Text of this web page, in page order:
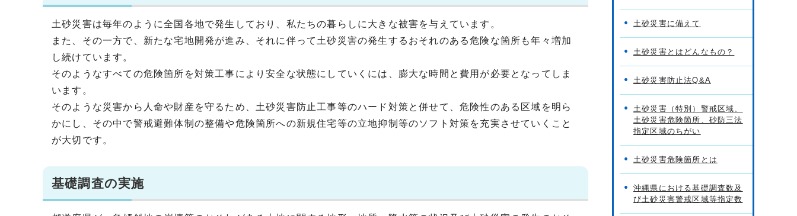
土砂災害は毎年のように全国各地で発生しており、私たちの暮らしに大きな被害を与えています。
また、その一方で、新たな宅地開発が進み、それに伴って土砂災害の発生するおそれのある危険な箇所も年々増加
し続けています。
そのようなすべての危険箇所を対策工事により安全な状態にしていくには、膨大な時間と費用が必要となってしま
います。
そのような災害から人命や財産を守るため、土砂災害防止工事等のハード対策と併せて、危険性のある区域を明ら
かにし、その中で警戒避難体制の整備や危険箇所への新規住宅等の立地抑制等のソフト対策を充実させていくこと
が大切です。
基礎調査の実施
土砂災害に備えて
土砂災害とはどんなもの？
土砂災害防止法Q&A
土砂災害（特別）警戒区域、
土砂災害危険箇所、砂防三法
指定区域のちがい
土砂災害危険箇所とは
沖縄県における基礎調査数及
び土砂災害警戒区域等指定数